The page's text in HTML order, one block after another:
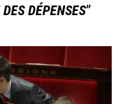
DÉPENSES"